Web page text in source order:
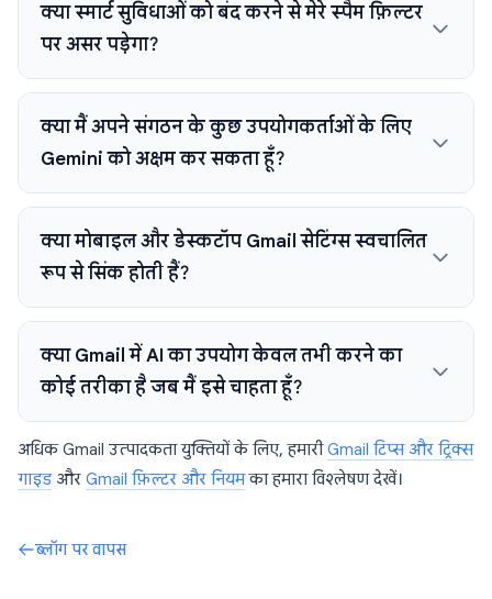
क्या स्मार्ट सुविधाओं को बंद करने से मेरे स्पैम फ़िल्टर
पर असर पड़ेगा?
क्या मैं अपने संगठन के कुछ उपयोगकर्ताओं के लिए
Gemini को अक्षम कर सकता हूँ?
क्या मोबाइल और डेस्कटॉप Gmail सेटिंग्स स्वचालित
रूप से सिंक होती हैं?
क्या Gmail में AI का उपयोग केवल तभी करने का
कोई तरीका है जब मैं इसे चाहता हूँ?
अधिक Gmail उत्पादकता युक्तियों के लिए, हमारीGmail टिप्स और ट्रिक्स
गाइडऔर Gmail फ़िल्टर और नियमका हमारा विश्लेषण देखें।
ब्लॉग पर वापस